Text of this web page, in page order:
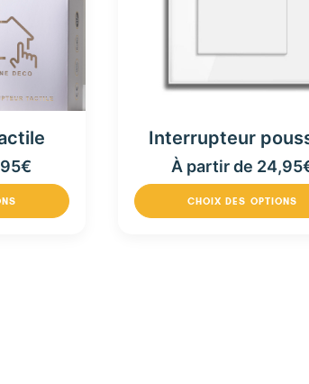
€
Interrupteur
À partir de 24,95
CHOIX DES OPTIONS